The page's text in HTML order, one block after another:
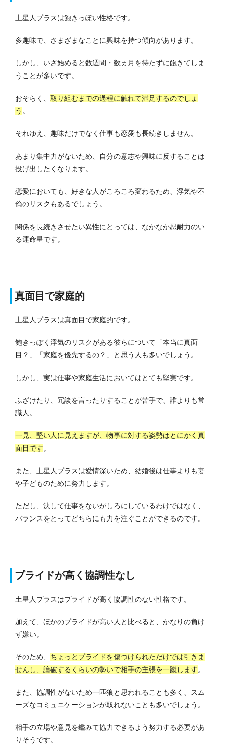
土星人プラスは飽きっぽい性格です。
多趣味で、さまざまなことに興味を持つ傾向があります。
しかし、いざ始めると数週間・数ヵ月を待たずに飽きてしま
うことが多いです。
おそらく、 取り組むまでの過程に触れて満足するのでしょ
う 。
それゆえ、趣味だけでなく仕事も恋愛も長続きしません。
あまり集中力がないため、自分の意志や興味に反することは
投げ出したくなります。
恋愛においても、好きな人がころころ変わるため、浮気や不
倫のリスクもあるでしょう。
関係を長続きさせたい異性にとっては、なかなか忍耐力のい
る運命星です。
真面目で家庭的
土星人プラスは真面目で家庭的です。
飽きっぽく浮気のリスクがある彼らについて「本当に真面
目？」「家庭を優先するの？」と思う人も多いでしょう。
しかし、実は仕事や家庭生活においてはとても堅実です。
ふざけたり、冗談を言ったりすることが苦手で、誰よりも常
識人。
一見、堅い人に見えますが、物事に対する姿勢はとにかく真
面目です。
また、土星人プラスは愛情深いため、結婚後は仕事よりも妻
や子どものために努力します。
ただし、決して仕事をないがしろにしているわけではなく、
バランスをとってどちらにも力を注ぐことができるのです。
プライドが高く協調性なし
土星人プラスはプライドが高く協調性のない性格です。
加えて、ほかのプライドが高い人と比べると、かなりの負け
ず嫌い。
そのため、 ちょっとプライドを傷つけられただけでは引きま
せんし、論破するくらいの勢いで相手の主張を一蹴します。
また、協調性がないため一匹狼と思われることも多く、スム
ーズなコミュニケーションが取れないことも多いでしょう。
相手の立場や意見を鑑みて協力できるよう努力する必要があ
りそうです。